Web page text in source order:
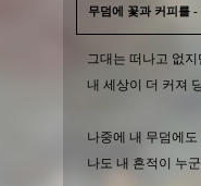
무덤에 꽃과 커피를 -
그대는 떠나고 없
내 세상이 더 커져
나중에 내 무덤에
나도 내 흔적이 누